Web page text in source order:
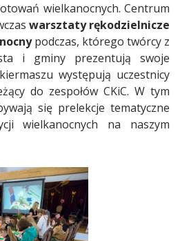
wielkanocnych. Centrum
warsztaty rękodzielnicze
podczas, którego twórcy z
i gminy prezentują swoje
występują uczestnicy
do zespołów CKiC. W tym
się prelekcje tematyczne
wielkanocnych na naszym